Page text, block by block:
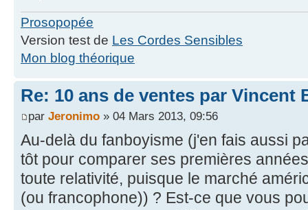
Prosopopée
Version test de Les Cordes Sensibles
Mon blog théorique
Re: 10 ans de ventes par Vincent
par Jeronimo » 04 Mars 2013, 09:56
Au-delà du fanboyisme (j'en fais aussi
tôt pour comparer ses premières
toute relativité, puisque le marché
(ou francophone)) ? Est-ce que vous